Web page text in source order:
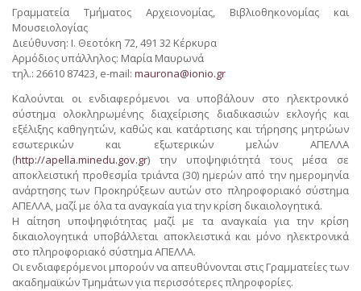
Γραμματεία Τμήματος Αρχειονομίας, Βιβλιοθηκονομίας και
Μουσειολογίας
Διεύθυνση: Ι. Θεοτόκη 72, 491 32 Κέρκυρα
Αρμόδιος υπάλληλος: Μαρία Μαυρωνά
τηλ.: 26610 87423, e-mail: maurona@ionio.gr
Καλούνται οι ενδιαφερόμενοι να υποβάλουν στο ηλεκτρονικό
σύστημα ολοκληρωμένης διαχείρισης διαδικασιών εκλογής και
εξέλιξης καθηγητών, καθώς και κατάρτισης και τήρησης μητρώων
εσωτερικών και εξωτερικών μελών ΑΠΕΛΛΑ
(http://apella.minedu.gov.gr) την υποψηφιότητά τους μέσα σε
αποκλειστική προθεσμία τριάντα (30) ημερών από την ημερομηνία
ανάρτησης των Προκηρύξεων αυτών στο πληροφοριακό σύστημα
ΑΠΕΛΛΑ, μαζί με όλα τα αναγκαία για την κρίση δικαιολογητικά.
Η αίτηση υποψηφιότητας μαζί με τα αναγκαία για την κρίση
δικαιολογητικά υποβάλλεται αποκλειστικά και μόνο ηλεκτρονικά
στο πληροφοριακό σύστημα ΑΠΕΛΛΑ.
Οι ενδιαφερόμενοι μπορούν να απευθύνονται στις Γραμματείες των
ακαδημαϊκών Τμημάτων για περισσότερες πληροφορίες.